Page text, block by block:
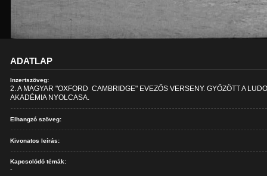
ADATLAP
Inzertszöveg:
2. A MAGYAR "OXFORD  CAMBRIDGE" EVEZŐS VERSENY. GYŐZÖTT A
AKADÉMIA NYOLCASA.
Elhangzó szöveg:
Kivonatos leírás:
Kapcsolódó témák:
-